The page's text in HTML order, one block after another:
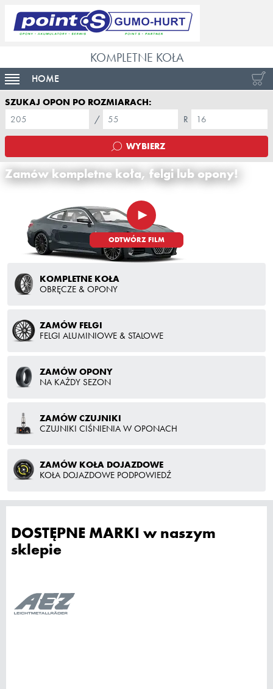
KOMPLETNE KOŁA
WŁĄCZ NAWIGACJĘ
HOME
SZUKAJ OPON PO ROZMIARACH:
nominalna szerokość opony
współczynnik opon
średnica nominalna
WYBIERZ
Zamów kompletne koła, felgi lub opony!
ODTWÓRZ FILM
KOMPLETNE KOŁA
OBRĘCZE & OPONY
ZAMÓW FELGI
FELGI ALUMINIOWE & STALOWE
ZAMÓW OPONY
NA KAŻDY SEZON
ZAMÓW CZUJNIKI
CZUJNIKI CIŚNIENIA W OPONACH
ZAMÓW KOŁA DOJAZDOWE
KOŁA DOJAZDOWE PODPOWIEDŹ
DOSTĘPNE MARKI w naszym
sklepie